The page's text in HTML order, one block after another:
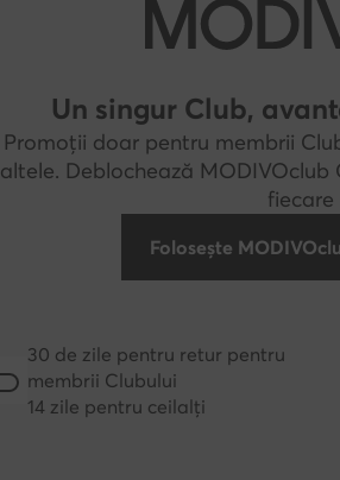
Un singur Club,
Promoții doar pentru membrii
altele. Deblochează
fiecare
Folosește
30 de zile pentru retur pentru
membrii Clubului
14 zile pentru ceilalți